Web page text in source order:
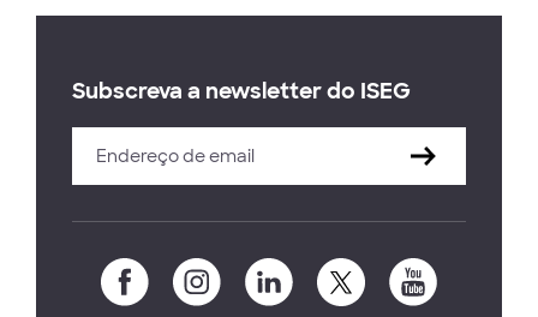
Subscreva a newsletter do ISEG